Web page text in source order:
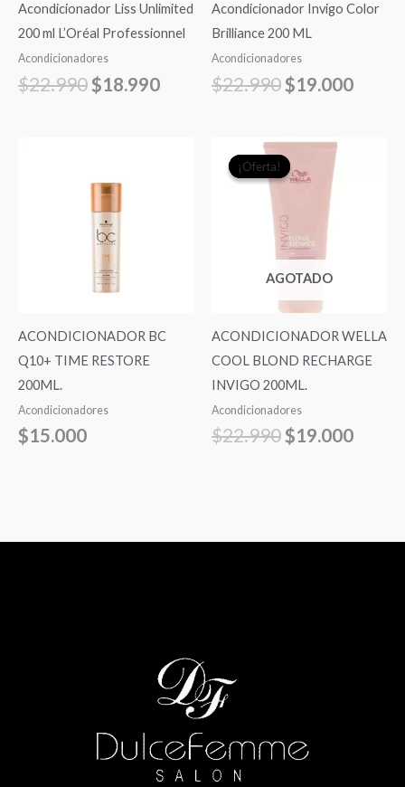
Acondicionador Liss Unlimited
200 ml L’Oréal Professionnel
Acondicionadores
$22.990 $18.990
Acondicionador Invigo Color
Brilliance 200 ML
Acondicionadores
$22.990 $19.000
ACONDICIONADOR BC
Q10+ TIME RESTORE
200ML.
Acondicionadores
$15.000
¡Oferta!
AGOTADO
¡Oferta!
ACONDICIONADOR WELLA
COOL BLOND RECHARGE
INVIGO 200ML.
Acondicionadores
$22.990
El
precio
original
era:
$22.990.
$19.000